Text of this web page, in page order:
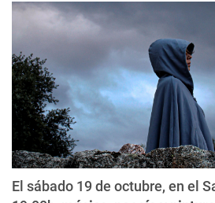
El sábado 19 de octubre, en el